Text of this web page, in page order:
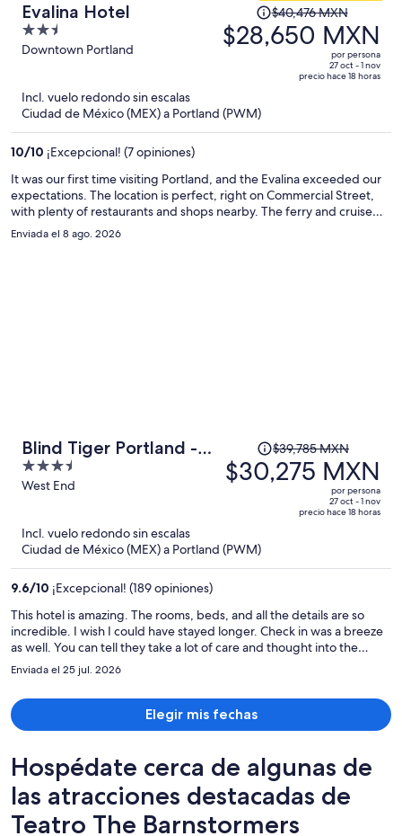
Evalina Hotel
2.5
out
5
Downtown Portland
precio
era
$40,476 MXN
y
ahora
$28,650 MXN
por
persona
$40,476 MXN
$28,650 MXN
por persona
27 oct - 1 nov
precio hace 18 horas
Incl. vuelo redondo sin escalas
Ciudad de México (MEX) a Portland (PWM)
10/10 ¡Excepcional! (7 opiniones)
It was our first time visiting Portland, and the Evalina exceeded our
expectations. The location is perfect, right on Commercial Street,
with plenty of restaurants and shops nearby. The ferry and cruise
ports are also just a 5–10 minute walk away, making it easy to visit the
different islands. The suite was comfortable and thoughtfully
Enviada el 8 ago. 2026
Blind Tiger Portland -
Danforth Street.
3.5
out
West End
precio
era
$39,785 MXN
y
ahora
$30,275 MXN
por
persona
$39,785 MXN
$30,275 MXN
por persona
27 oct - 1 nov
precio hace 18 horas
Incl. vuelo redondo sin escalas
Ciudad de México (MEX) a Portland (PWM)
9.6/10 ¡Excepcional! (189 opiniones)
This hotel is amazing. The rooms, beds, and all the details are so
incredible. I wish I could have stayed longer. Check in was a breeze
as well. You can tell they take a lot of care and thought into the
property. I will definitely be back
Enviada el 25 jul. 2026
Elegir mis fechas
Hospédate cerca de algunas de
las atracciones destacadas de
Teatro The Barnstormers